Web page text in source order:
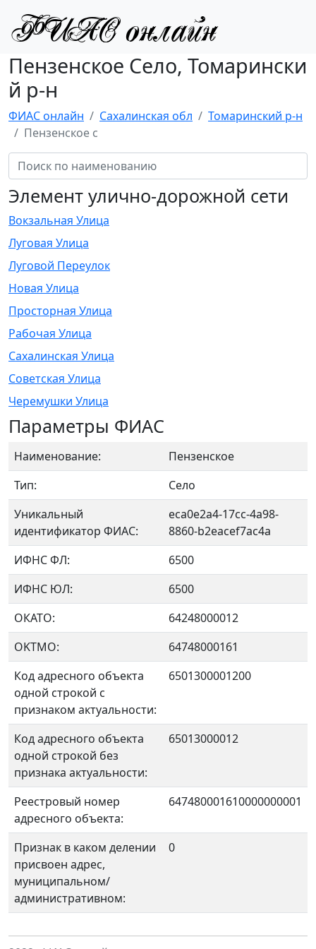
Пензенское Село, Томарински
й р-н
ФИАС онлайн Сахалинская обл
Томаринский р-н
Пензенское с
Элемент улично-дорожной сети
Вокзальная Улица
Луговая Улица
Луговой Переулок
Новая Улица
Просторная Улица
Рабочая Улица
Сахалинская Улица
Советская Улица
Черемушки Улица
Параметры ФИАС
Наименование:
Пензенское
Тип:
Село
Уникальный
идентификатор ФИАС:
eca0e2a4-17cc-4a98-
8860-b2eacef7ac4a
ИФНС ФЛ:
6500
ИФНС ЮЛ:
6500
ОКАТО:
64248000012
OKTMO:
64748000161
Код адресного объекта
одной строкой с
признаком актуальности:
6501300001200
Код адресного объекта
одной строкой без
признака актуальности:
65013000012
Реестровый номер
адресного объекта:
647480001610000000001
Признак в каком делении
присвоен адрес,
муниципальном/
административном:
0